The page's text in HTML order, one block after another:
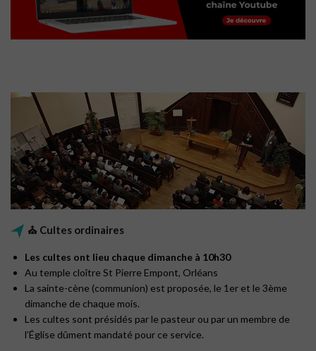
⛪ Cultes ordinaires
Les cultes ont lieu chaque dimanche à 10h30
Au temple cloître St Pierre Empont, Orléans
La sainte-cène (communion) est proposée, le 1er et le 3ème
dimanche de chaque mois.
Les cultes sont présidés par le pasteur ou par un membre de
l’Église dûment mandaté pour ce service.